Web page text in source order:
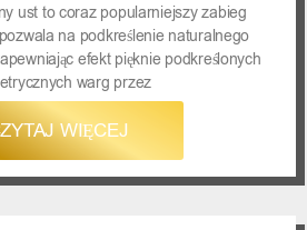
ust to coraz popularniejszy zabieg
na podkreślenie naturalnego
efekt pięknie podkreślonych
warg przez
WIĘCEJ